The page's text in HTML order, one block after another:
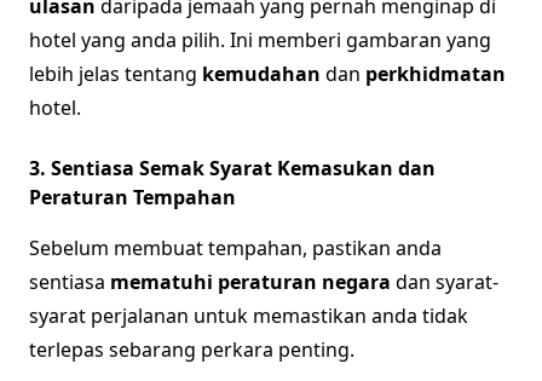
ulasan daripada jemaah yang pernah menginap di
hotel yang anda pilih. Ini memberi gambaran yang
lebih jelas tentang kemudahan dan perkhidmatan
hotel.
3. Sentiasa Semak Syarat Kemasukan dan
Peraturan Tempahan
Sebelum membuat tempahan, pastikan anda
sentiasa mematuhi peraturan negara dan syarat-
syarat perjalanan untuk memastikan anda tidak
terlepas sebarang perkara penting.